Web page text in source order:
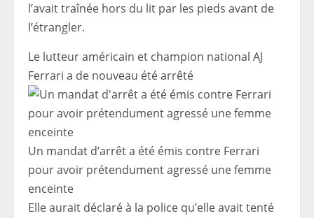
l’avait traînée hors du lit par les pieds avant de
l’étrangler.
Le lutteur américain et champion national AJ
Ferrari a de nouveau été arrêté
Un mandat d’arrêt a été émis contre Ferrari
pour avoir prétendument agressé une femme
enceinte
Elle aurait déclaré à la police qu’elle avait tenté